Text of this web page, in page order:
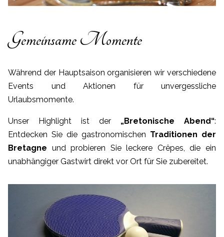
Gemeinsame Momente
Während der Hauptsaison organisieren wir verschiedene
Events und Aktionen für unvergessliche
Urlaubsmomente.
Unser Highlight ist der „Bretonische Abend“:
Entdecken Sie die gastronomischen Traditionen der
Bretagne und probieren Sie leckere Crêpes, die ein
unabhängiger Gastwirt direkt vor Ort für Sie zubereitet.